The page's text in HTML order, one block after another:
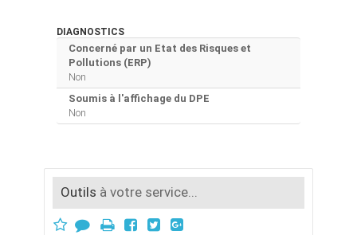
DIAGNOSTICS
Concerné par un Etat des Risques et
Pollutions (ERP)
Non
Soumis à l'affichage du DPE
Non
Outils à votre service...